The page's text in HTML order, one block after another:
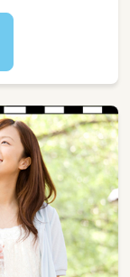
ど、お預かり
ポート業務